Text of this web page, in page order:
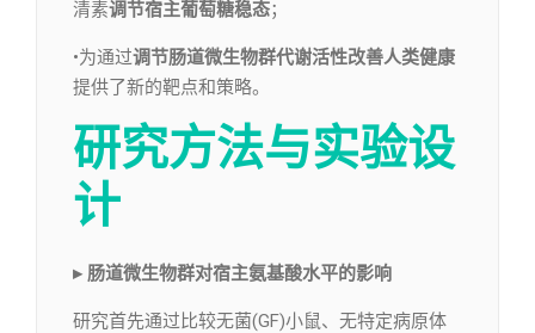
清素调节宿主葡萄糖稳态；
•为通过调节肠道微生物群代谢活性改善人类健康
提供了新的靶点和策略。
研究方法与实验设
计
▸ 肠道微生物群对宿主氨基酸水平的影响
研究首先通过比较无菌(GF)小鼠、无特定病原体